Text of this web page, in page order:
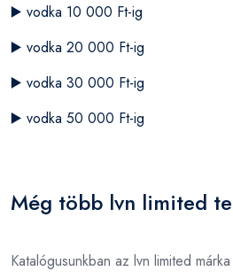
▶️ vodka 10 000 Ft-ig
▶️ vodka 20 000 Ft-ig
▶️ vodka 30 000 Ft-ig
▶️ vodka 50 000 Ft-ig
Még több lvn limited
Katalógusunkban az lvn limited